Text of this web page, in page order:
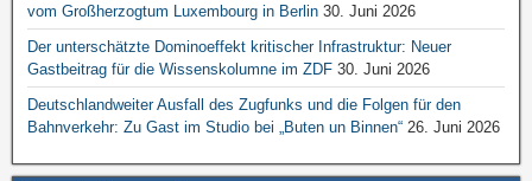
vom Großherzogtum Luxembourg in Berlin 30. Juni 2026
Der unterschätzte Dominoeffekt kritischer Infrastruktur: Neuer
Gastbeitrag für die Wissenskolumne im ZDF 30. Juni 2026
Deutschlandweiter Ausfall des Zugfunks und die Folgen für den
Bahnverkehr: Zu Gast im Studio bei „Buten un Binnen“ 26. Juni 2026